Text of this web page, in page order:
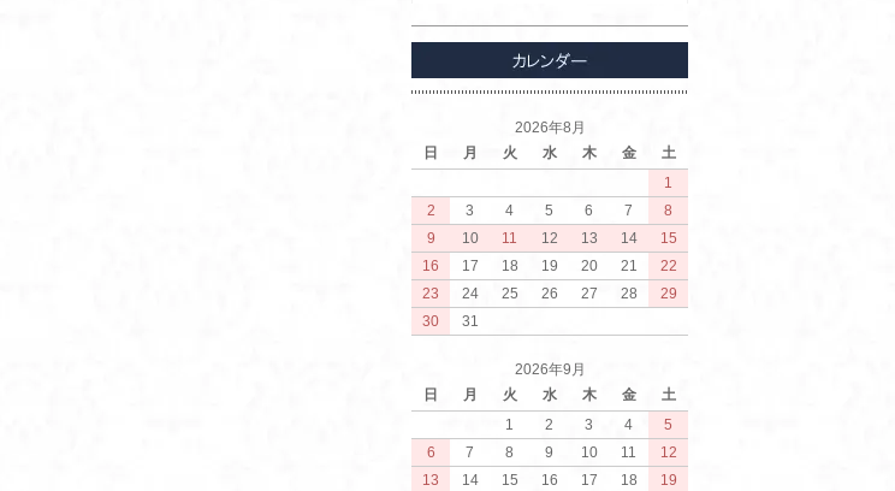
2026年8月
日
月 火 水 木 金
土
1
2
3 4 5 6 7
8
9
10 11 12 13 14
15
16
17 18 19 20 21
22
23
24 25 26 27 28
29
30
31
2026年9月
日
月 火 水 木 金
土
1
2 3 4
5
6
7 8 9 10 11
12
13
14 15 16 17 18
19